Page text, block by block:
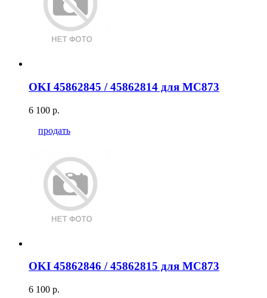
OKI 45862845 / 45862814 для MC873
6 100 р.
продать
OKI 45862846 / 45862815 для MC873
6 100 р.